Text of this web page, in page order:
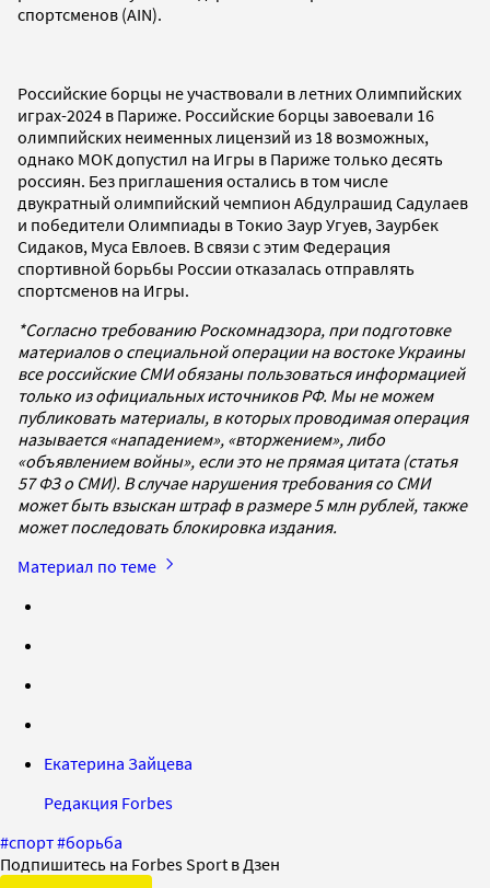
спортсменов (AIN).
Российские борцы не участвовали в летних Олимпийских
играх-2024 в Париже. Российские борцы завоевали 16
олимпийских неименных лицензий из 18 возможных,
однако МОК допустил на Игры в Париже только десять
россиян. Без приглашения остались в том числе
двукратный олимпийский чемпион Абдулрашид Садулаев
и победители Олимпиады в Токио Заур Угуев, Заурбек
Сидаков, Муса Евлоев. В связи с этим Федерация
спортивной борьбы России отказалась отправлять
спортсменов на Игры.
*Согласно требованию Роскомнадзора, при подготовке
материалов о специальной операции на востоке Украины
все российские СМИ обязаны пользоваться информацией
только из официальных источников РФ. Мы не можем
публиковать материалы, в которых проводимая операция
называется «нападением», «вторжением», либо
«объявлением войны», если это не прямая цитата (статья
57 ФЗ о СМИ). В случае нарушения требования со СМИ
может быть взыскан штраф в размере 5 млн рублей, также
может последовать блокировка издания.
Материал по теме
Екатерина Зайцева
Редакция Forbes
#спорт#борьба
Подпишитесь на Forbes Sport в Дзен